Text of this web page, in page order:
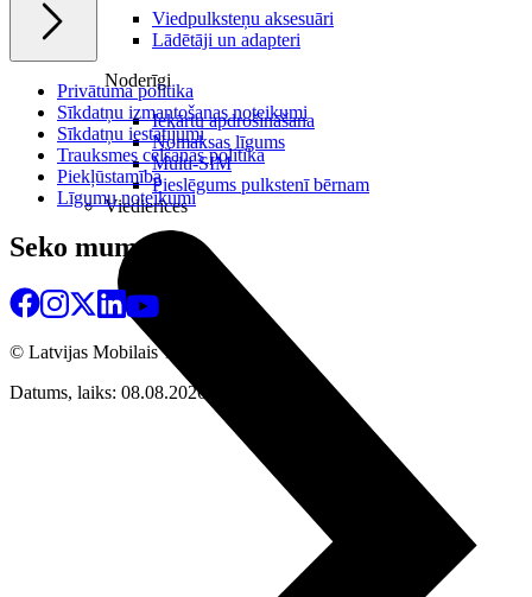
Viedpulksteņu aksesuāri
Lādētāji un adapteri
Noderīgi
Iekārtu apdrošināšana
Nomaksas līgums
Multi-SIM
Pieslēgums pulkstenī bērnam
Viedierīces
Privātuma politika
Sīkdatņu izmantošanas noteikumi
Sīkdatņu iestatījumi
Trauksmes celšanas politika
Piekļūstamība
Līgumu noteikumi
Seko mums
© Latvijas Mobilais Telefons
Datums, laiks: 08.08.2026 19:20